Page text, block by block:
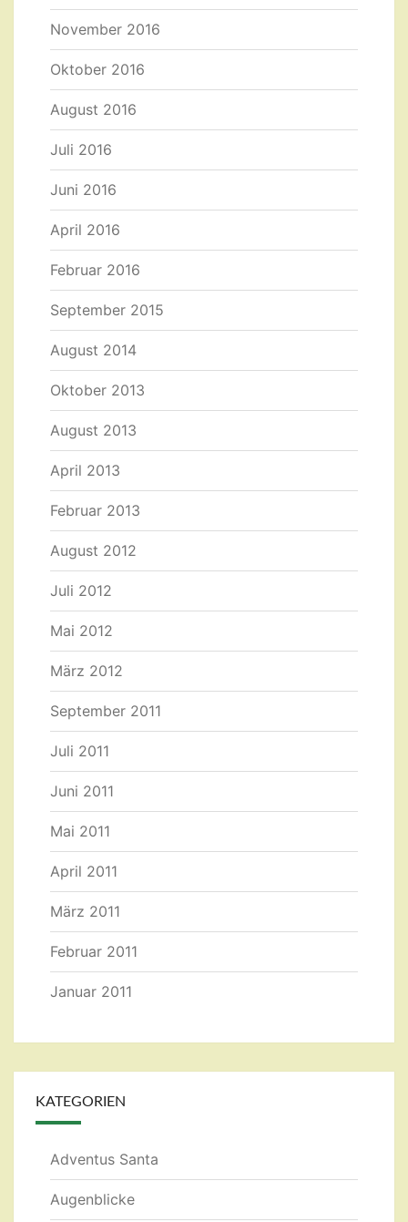
November 2016
Oktober 2016
August 2016
Juli 2016
Juni 2016
April 2016
Februar 2016
September 2015
August 2014
Oktober 2013
August 2013
April 2013
Februar 2013
August 2012
Juli 2012
Mai 2012
März 2012
September 2011
Juli 2011
Juni 2011
Mai 2011
April 2011
März 2011
Februar 2011
Januar 2011
KATEGORIEN
Adventus Santa
Augenblicke